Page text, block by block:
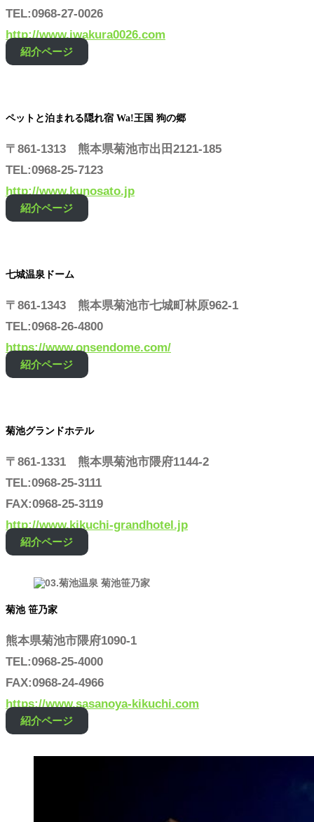
TEL:0968-27-0026
http://www.iwakura0026.com
紹介ページ
ペットと泊まれる隠れ宿 Wa!王国 狗の郷
〒861-1313 熊本県菊池市出田2121-185
TEL:0968-25-7123
http://www.kunosato.jp
紹介ページ
七城温泉ドーム
〒861-1343 熊本県菊池市七城町林原962-1
TEL:0968-26-4800
https://www.onsendome.com/
紹介ページ
菊池グランドホテル
〒861-1331 熊本県菊池市隈府1144-2
TEL:0968-25-3111
FAX:0968-25-3119
http://www.kikuchi-grandhotel.jp
紹介ページ
菊池 笹乃家
熊本県菊池市隈府1090-1
TEL:0968-25-4000
FAX:0968-24-4966
https://www.sasanoya-kikuchi.com
紹介ページ